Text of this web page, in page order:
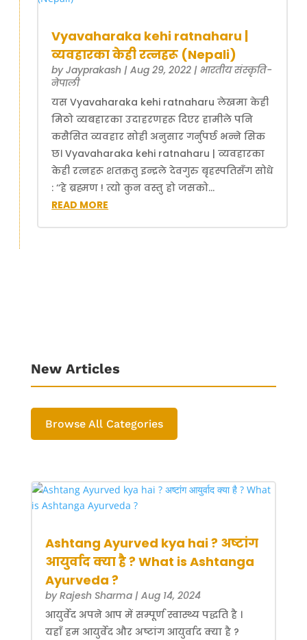
Vyavaharaka kehi ratnaharu |
व्यवहारका केही रत्नहरू (Nepali)
byJayprakash |Aug 29, 2022 |भारतीय संस्कृति-
नेपाली
यस Vyavaharaka kehi ratnaharu लेखमा केही
मिठो व्यबहारका उदाहरणहरू दिएर हामीले पनि
कसैसित व्यवहार सोही अनुसार गर्नुपर्छ भन्ने सिक
छ। Vyavaharaka kehi ratnaharu | व्यवहारका
केही रत्नहरू शतक्रतु इन्द्रले देवगुरु बृहस्पतिसँग सोधे
: ‘‘हे ब्रह्मण ! त्यो कुन वस्तु हो जसको...
READ MORE
New Articles
Browse All Categories
Ashtang Ayurved kya hai ? अष्टांग
आयुर्वाद क्या है ? What is Ashtanga
Ayurveda ?
byRajesh Sharma| Aug 14, 2024
आयुर्वेद अपने आप में सम्पूर्ण स्वास्थ्य पद्धति है ।
यहाँ हम आयुर्वेद और अष्टांग आयुर्वाद क्या है ?